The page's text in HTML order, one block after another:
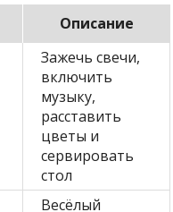
Описание
Зажечь свечи,
включить
музыку,
расставить
цветы и
сервировать
стол
Весёлый